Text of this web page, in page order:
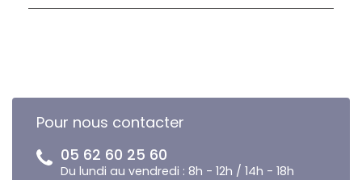
Pour nous contacter
05 62 60 25 60
Du lundi au vendredi : 8h - 12h / 14h - 18h